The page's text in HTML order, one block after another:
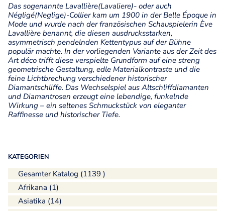
KATEGORIEN
Gesamter Katalog (1139 )
Afrikana (1)
Asiatika (14)
Das sogenannte Lavallière(Lavaliere)- oder auch
Négligé(Neglige)-Collier kam um 1900 in der Belle Époque in
Mode und wurde nach der französischen Schauspielerin Ève
Lavallière benannt, die diesen ausdrucksstarken,
asymmetrisch pendelnden Kettentypus auf der Bühne
populär machte. In der vorliegenden Variante aus der Zeit des
Art déco trifft diese verspielte Grundform auf eine streng
geometrische Gestaltung, edle Materialkontraste und die
feine Lichtbrechung verschiedener historischer
Diamantschliffe. Das Wechselspiel aus Altschliffdiamanten
und Diamantrosen erzeugt eine lebendige, funkelnde
Wirkung – ein seltenes Schmuckstück von eleganter
Raffinesse und historischer Tiefe.